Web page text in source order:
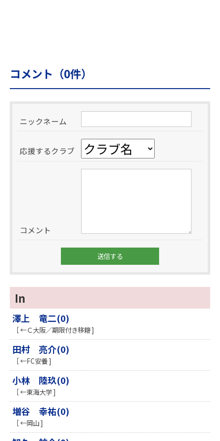
コメント（0件）
ニックネーム
応援するクラブ
コメント
In
澤上 竜二(0)
［ ←Ｃ大阪／期限付き移籍 ]
田村 亮介(0)
［ ←FC安養 ]
小林 陸玖(0)
［ ←東海大学 ]
増谷 幸祐(0)
［ ←岡山 ]